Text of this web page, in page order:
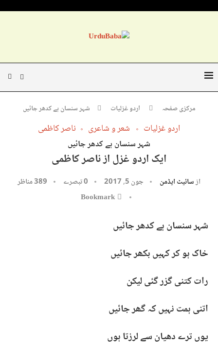
مرکزی صفحہ اردو غزلیات شہر سنسان ہے کدھر جائیں
اردو غزلیات شعر و شاعری ناصر کاظمی
شہر سنسان ہے کدھر جائیں
ایک اردو غزل از ناصر کاظمی
ازسائیٹ ایڈمن جون 5, 2017 0 تبصرے 389مناظر
Bookmark
شہر سنسان ہے کدھر جائیں
خاک ہو کر کہیں بکھر جائیں
رات کتنی گزر گئی لیکن
اتنی ہمت نہیں کہ گھر جائیں
یوں ترے دھیان سے لرزتا ہوں